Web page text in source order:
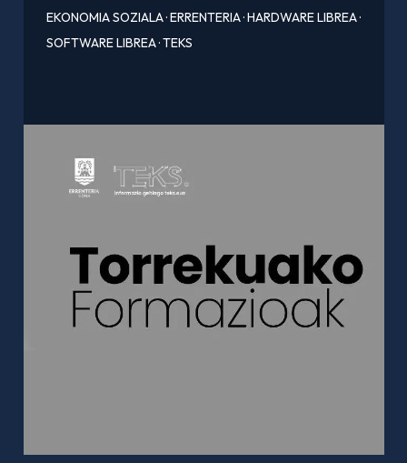
EKONOMIA SOZIALA·ERRENTERIA·HARDWARE LIBREA·
SOFTWARE LIBREA·TEKS